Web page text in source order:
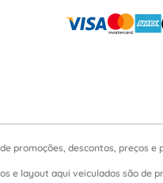
promoções, descontos, preços
e layout aqui veiculados são de